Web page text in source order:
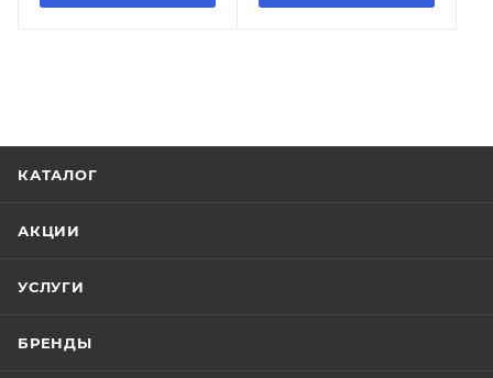
КАТАЛОГ
АКЦИИ
УСЛУГИ
БРЕНДЫ